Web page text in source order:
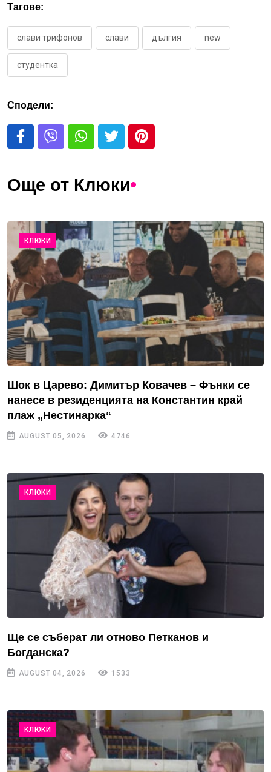
Тагове:
слави трифонов слави дългия new
студентка
Сподели:
Още от Клюки
КЛЮКИ
Шок в Царево: Димитър Ковачев – Фънки се
нанесе в резиденцията на Константин край
плаж „Нестинарка“
AUGUST 05, 2026 4746
КЛЮКИ
Ще се съберат ли отново Петканов и
Богданска?
AUGUST 04, 2026 1533
КЛЮКИ